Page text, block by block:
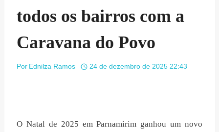
todos os bairros com a
Caravana do Povo
Por Ednilza Ramos 24 de dezembro de 2025 22:43
O Natal de 2025 em Parnamirim ganhou um novo